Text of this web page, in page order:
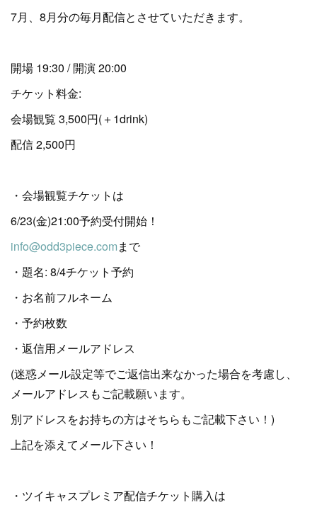
7月、8月分の毎月配信とさせていただきます。
開場 19:30 / 開演 20:00
チケット料金:
会場観覧 3,500円(＋1drink)
配信 2,500円
・会場観覧チケットは
6/23(金)21:00予約受付開始！
info@odd3piece.comまで
・題名: 8/4チケット予約
・お名前フルネーム
・予約枚数
・返信用メールアドレス
(迷惑メール設定等でご返信出来なかった場合を考慮し、
メールアドレスもご記載願います。
別アドレスをお持ちの方はそちらもご記載下さい！)
上記を添えてメール下さい！
・ツイキャスプレミア配信チケット購入は